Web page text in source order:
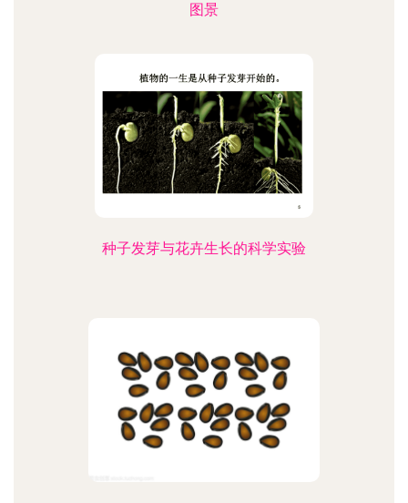
图景
种子发芽与花卉生长的科学实验